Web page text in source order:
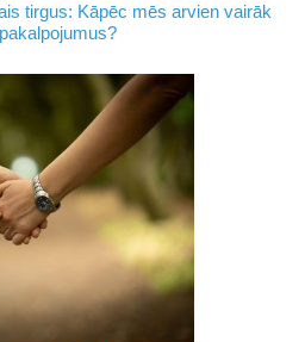
tirgus: Kāpēc mēs arvien vairāk